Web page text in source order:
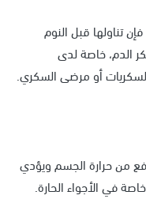
تناولها قبل النوم
الدم، خاصة لدى
أو مرضى السكري.
من حرارة الجسم ويؤدي
في الأجواء الحارة.